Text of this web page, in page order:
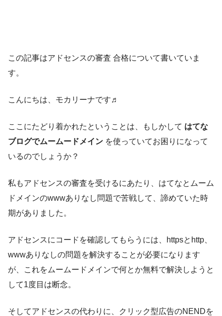
この記事はアドセンスの審査 合格について書いていま
す。
こんにちは、モカリーナです♬
ここにたどり着かれたということは、もしかして はてな
ブログでムームードメイン を使っていてお困りになって
いるのでしょうか？
私もアドセンスの審査を受けるにあたり、はてなとムーム
ドメインのwwwありなし問題で苦戦して、諦めていた時
期がありました。
アドセンスにコードを確認してもらうには、httpsとhttp、
wwwありなしの問題を解決することが必要になります
が、これをムームードメインで何とか無料で解決しようと
して1度目は断念。
そしてアドセンスの代わりに、クリック型広告のNENDを